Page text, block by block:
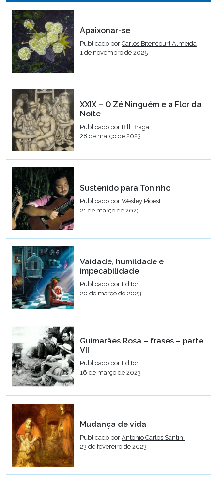
Apaixonar-se
Publicado porCarlos Bitencourt Almeida
1 de novembro de 2025
XXIX – O Zé Ninguém e a Flor da
Noite
Publicado por Bill Braga
28 de março de 2023
Sustenido para Toninho
Publicado porWesley Pioest
21 de março de 2023
Vaidade, humildade e
impecabilidade
Publicado por Editor
20 de março de 2023
Guimarães Rosa – frases – parte
VII
Publicado por Editor
16 de março de 2023
Mudança de vida
Publicado porAntonio Carlos Santini
23 de fevereiro de 2023